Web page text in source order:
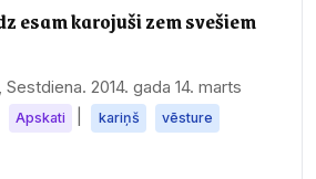
esam karojuši zem svešiem
2014. gada 14. marts
Apskati kariņš
vēsture